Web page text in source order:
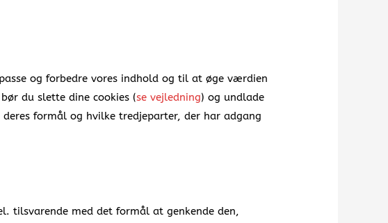
og forbedre vores indhold og til at øge værdien
du slette dine cookies (se vejledning) og undlade
formål og hvilke tredjeparter, der har adgang
tilsvarende med det formål at genkende den,